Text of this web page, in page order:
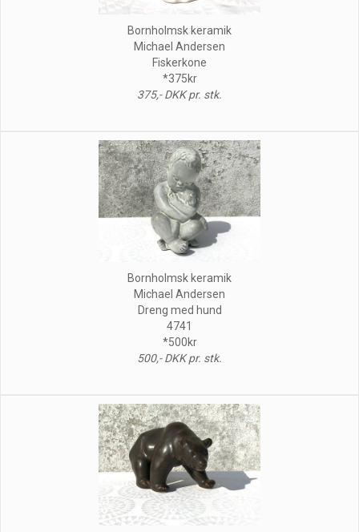
Bornholmsk keramik
Michael Andersen
Fiskerkone
*375kr
375,- DKK pr. stk.
Bornholmsk keramik
Michael Andersen
Dreng med hund
4741
*500kr
500,- DKK pr. stk.